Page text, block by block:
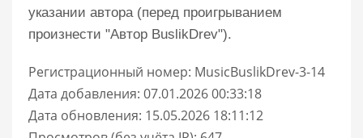
указании автора (перед проигрыванием
произнести "Автор BuslikDrev").
Регистрационный номер: MusicBuslikDrev-3-14
Дата добавления: 07.01.2026 00:33:18
Дата обновления: 15.05.2026 18:11:12